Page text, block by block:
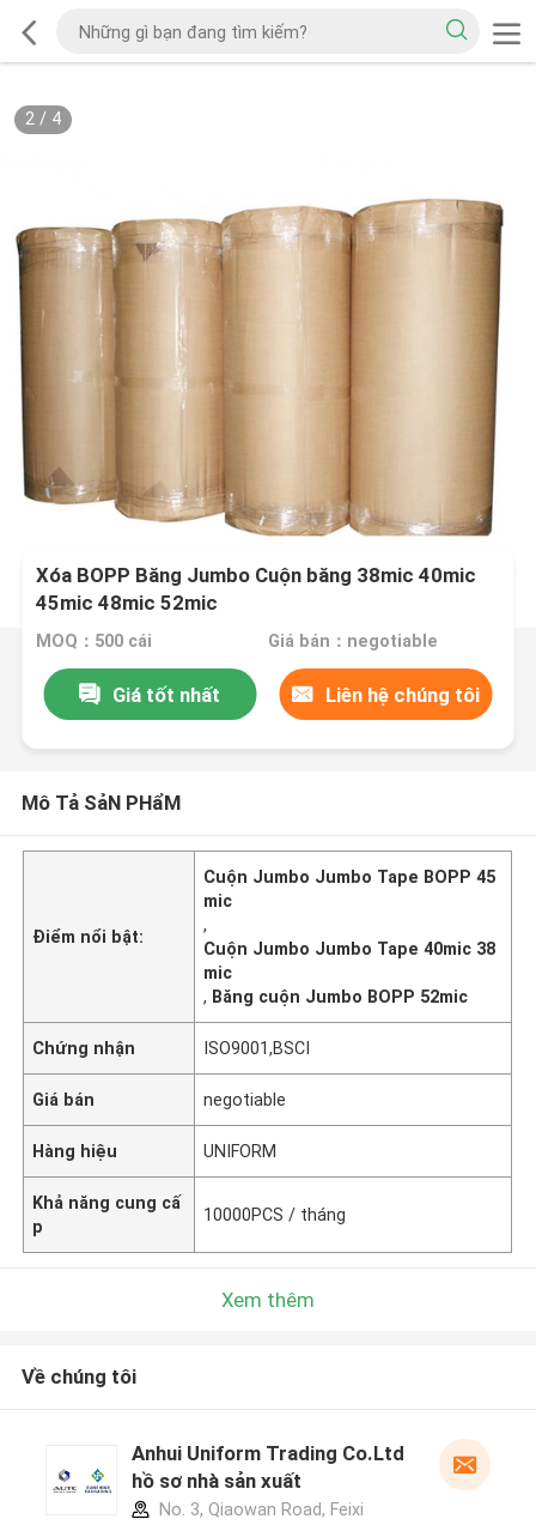
2/ 4
Xóa BOPP Băng Jumbo Cuộn băng 38mic 40mic
45mic 48mic 52mic
MOQ：500 cái Giá bán：negotiable
Giá tốt nhất Liên hệ chúng tôi
Mô Tả SảN PHẩM
Điểm nổi bật:
Cuộn Jumbo Jumbo Tape BOPP 45
mic
,
Cuộn Jumbo Jumbo Tape 40mic 38
mic
, Băng cuộn Jumbo BOPP 52mic
Chứng nhận ISO9001,BSCI
Giá bán negotiable
Hàng hiệu UNIFORM
Khả năng cung cấ
p
10000PCS / tháng
Xem thêm
Về chúng tôi
Anhui Uniform Trading Co.Ltd
hồ sơ nhà sản xuất
No. 3, Qiaowan Road, Feixi